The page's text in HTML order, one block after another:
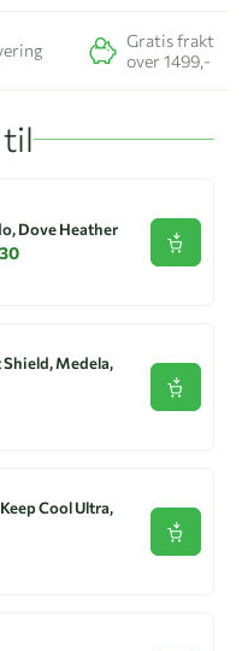
Gratis frakt
over 1499,-
Dove Heather
Se
Medela,
Se
Cool Ultra,
Se